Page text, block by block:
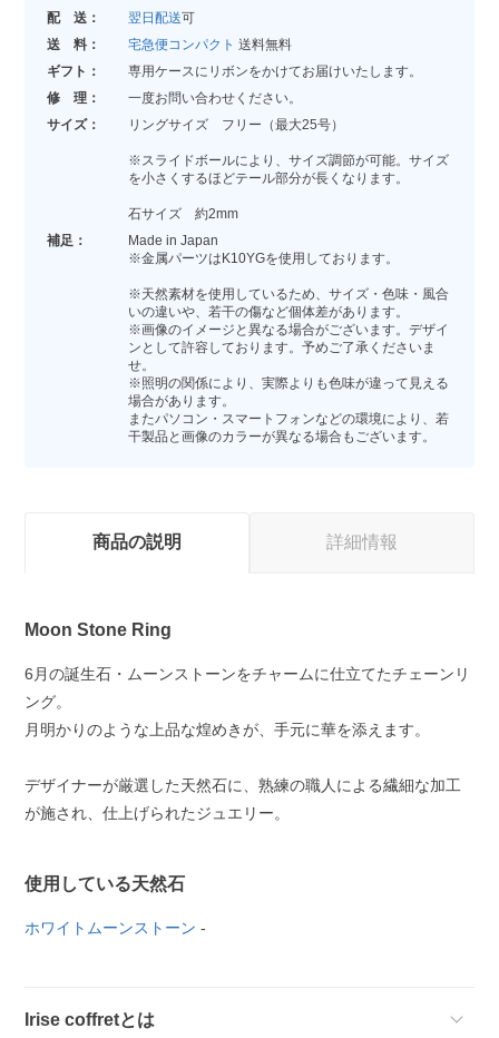
配 送： 翌日配送可
送 料：
宅急便コンパクト 送料無料
ギフト：
専用ケースにリボンをかけてお届けいたします。
修 理：
一度お問い合わせください。
サイズ：
リングサイズ フリー（最大25号）
※スライドボールにより、サイズ調節が可能。サイズ
を小さくするほどテール部分が長くなります。
石サイズ 約2mm
補足：
Made in Japan
※金属パーツはK10YGを使用しております。
※天然素材を使用しているため、サイズ・色味・風合
いの違いや、若干の傷など個体差があります。
※画像のイメージと異なる場合がございます。デザイ
ンとして許容しております。予めご了承くださいま
せ。
※照明の関係により、実際よりも色味が違って見える
場合があります。
またパソコン・スマートフォンなどの環境により、若
干製品と画像のカラーが異なる場合もございます。
商品の説明 詳細情報
Moon Stone Ring
6月の誕生石・ムーンストーンをチャームに仕立てたチェーンリ
ング。
月明かりのような上品な煌めきが、手元に華を添えます。
デザイナーが厳選した天然石に、熟練の職人による繊細な加工
が施され、仕上げられたジュエリー。
使用している天然石
ホワイトムーンストーン -
Irise coffretとは